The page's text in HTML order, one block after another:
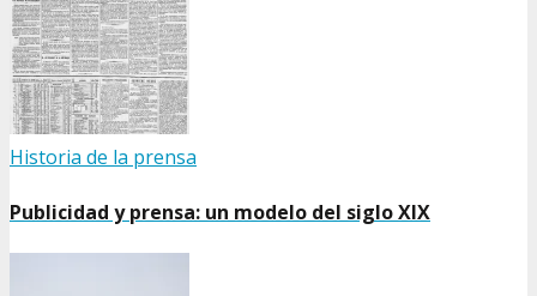
Historia de la prensa
Publicidad y prensa: un modelo del siglo XIX